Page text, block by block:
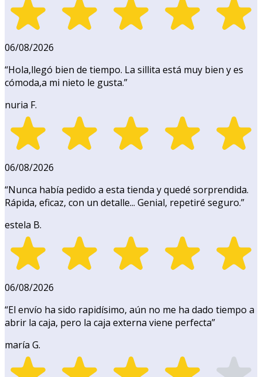
06/08/2026
“Hola,llegó bien de tiempo. La sillita está muy bien y es
cómoda,a mi nieto le gusta.”
nuria F.
06/08/2026
“Nunca había pedido a esta tienda y quedé sorprendida.
Rápida, eficaz, con un detalle... Genial, repetiré seguro.”
estela B.
06/08/2026
“El envío ha sido rapidísimo, aún no me ha dado tiempo a
abrir la caja, pero la caja externa viene perfecta”
maría G.